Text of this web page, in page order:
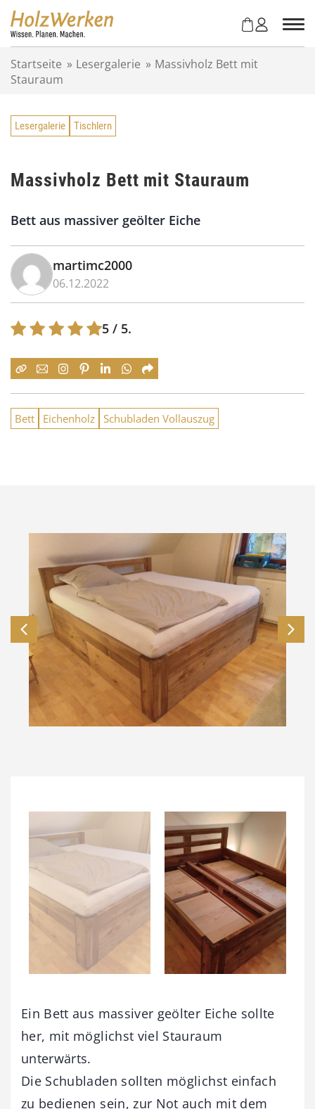
Startseite » Lesergalerie » Massivholz Bett mit
Stauraum
Lesergalerie Tischlern
Massivholz Bett mit Stauraum
Bett aus massiver geölter Eiche
martimc2000
06.12.2022
5 / 5.
Bett Eichenholz Schubladen Vollauszug
Ein Bett aus massiver geölter Eiche sollte
her, mit möglichst viel Stauraum
unterwärts.
Die Schubladen sollten möglichst einfach
zu bedienen sein, zur Not auch mit dem